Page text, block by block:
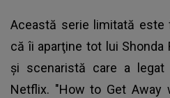
Această serie limitată este
că îi aparţine tot lui Shonda
şi scenaristă care a
Netflix. "How to Get Away